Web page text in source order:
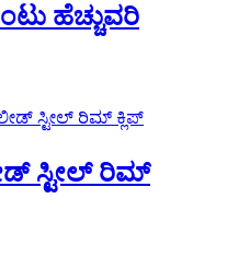
ಹೆಚ್ಚುವರಿ
ಸ್ಟೀಲ್ ರಿಮ್